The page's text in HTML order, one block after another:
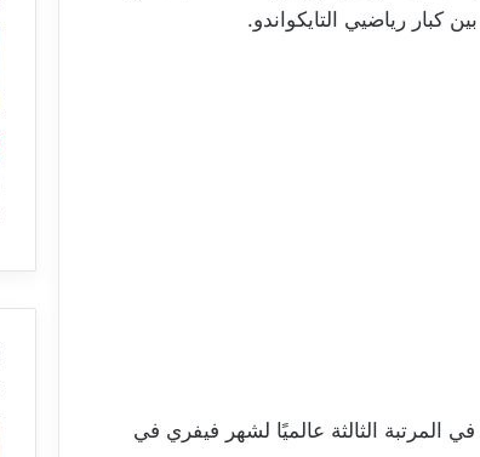
كبار رياضيي التايكواندو.
المرتبة الثالثة عالميًا لشهر فيفري في